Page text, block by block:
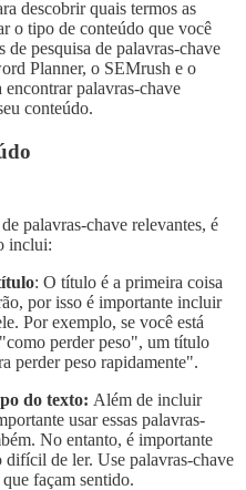
descobrir quais termos as
o tipo de conteúdo que você
de pesquisa de palavras-chave
Planner, o SEMrush e o
encontrar palavras-chave
conteúdo.
palavras-chave relevantes, é
inclui:
: O título é a primeira coisa
por isso é importante incluir
Por exemplo, se você está
perder peso", um título
perder peso rapidamente".
do texto: Além de incluir
usar essas palavras-
No entanto, é importante
difícil de ler. Use palavras-chave
façam sentido.